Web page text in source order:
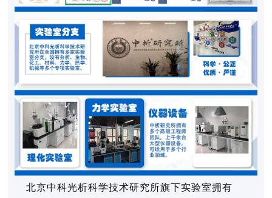
北京中科光析科学技术研究所旗下实验室拥有